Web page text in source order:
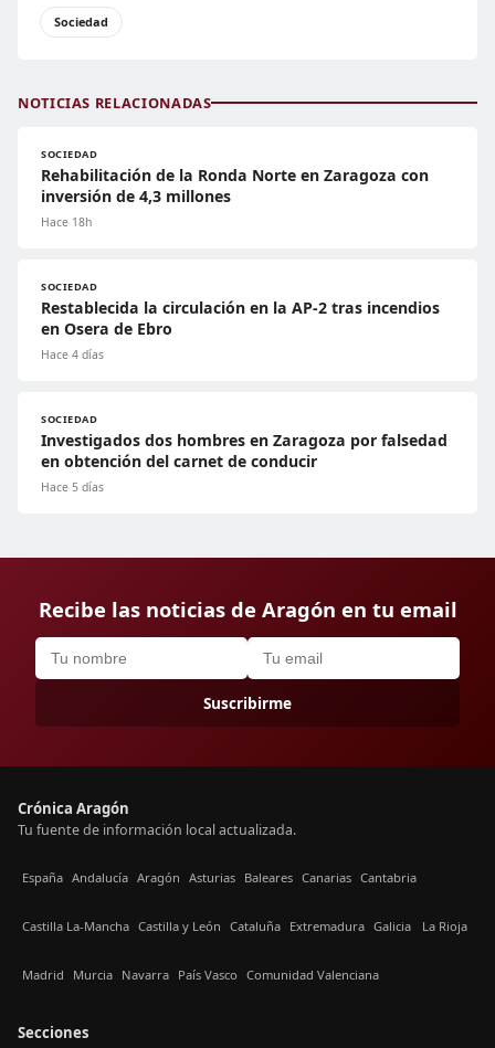
Sociedad
NOTICIAS RELACIONADAS
SOCIEDAD
Rehabilitación de la Ronda Norte en Zaragoza con
inversión de 4,3 millones
Hace 18h
SOCIEDAD
Restablecida la circulación en la AP-2 tras incendios
en Osera de Ebro
Hace 4 días
SOCIEDAD
Investigados dos hombres en Zaragoza por falsedad
en obtención del carnet de conducir
Hace 5 días
Recibe las noticias de Aragón en tu email
Suscribirme
Crónica Aragón
Tu fuente de información local actualizada.
España Andalucía Aragón Asturias Baleares Canarias Cantabria
Castilla La-Mancha Castilla y León Cataluña Extremadura Galicia La Rioja
Madrid Murcia Navarra País Vasco Comunidad Valenciana
Secciones